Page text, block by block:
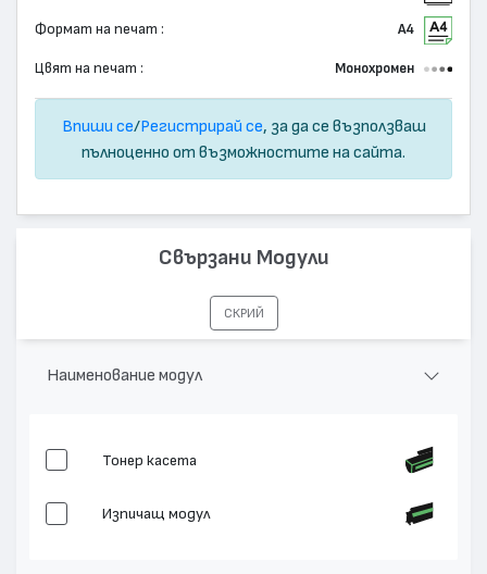
Формат на печат : А4
Цвят на печат : Монохромен
Впиши се/Регистрирай се, за да се възползваш
пълноценно от възможностите на сайта.
Свързани Модули
СКРИЙ
Наименование модул
Тонер касета
Изпичащ модул